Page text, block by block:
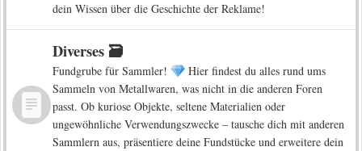
dein Wissen über die Geschichte der Reklame!
Diverses 🗃️
Fundgrube für Sammler!
Hier findest du alles rund ums
Sammeln von Metallwaren, was nicht in die anderen Foren
passt. Ob kuriose Objekte, seltene Materialien oder
ungewöhnliche Verwendungszwecke – tausche dich mit anderen
Sammlern aus, präsentiere deine Fundstücke und erweitere dein